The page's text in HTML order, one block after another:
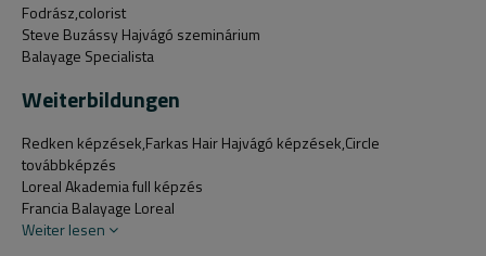
Fodrász,colorist
Steve Buzássy Hajvágó szeminárium
Balayage Specialista
Weiterbildungen
Redken képzések,Farkas Hair Hajvágó képzések,Circle
továbbképzés
Loreal Akademia full képzés
Francia Balayage Loreal
Weiter lesen